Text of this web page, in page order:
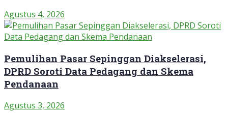
Agustus 4, 2026
Pemulihan Pasar Sepinggan Diakselerasi,
DPRD Soroti Data Pedagang dan Skema
Pendanaan
Agustus 3, 2026